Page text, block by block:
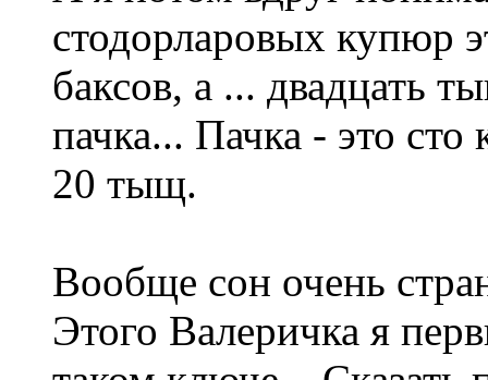
стодорларовых купюр
баксов, а ... двадцать
пачка... Пачка - это
20 тыщ.
Вообще сон очень
Этого Валеричка я